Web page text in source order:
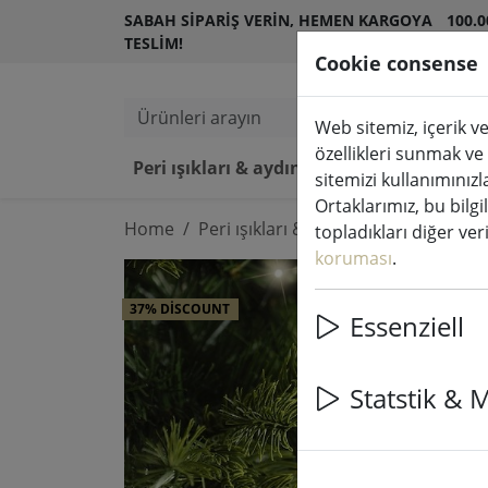
SABAH SIPARIŞ VERIN, HEMEN KARGOYA
TESLIM!
Ürünleri arayın
Peri ışıkları & aydınlatma LED
Home Peri ışıkları & aydınlatma Peri
37% DISCOUNT
Cookie consense
Web sitemiz, içerik
özellikleri sunmak
sitemizi
Ortaklarımız, bu
topladıkları diğer
koruması.
Essenziell
Statstik &